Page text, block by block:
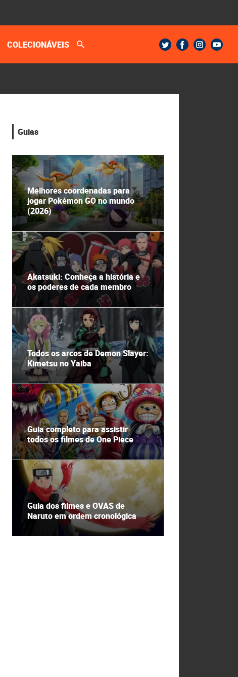
COLECIONÁVEIS
Guias
Melhores coordenadas para
jogar Pokémon GO no mundo
(2026)
Akatsuki: Conheça a história e
os poderes de cada membro
Todos os arcos de Demon Slayer:
Kimetsu no Yaiba
Guia completo para assistir
todos os filmes de One Piece
Guia dos filmes e OVAS de
Naruto em ordem cronológica